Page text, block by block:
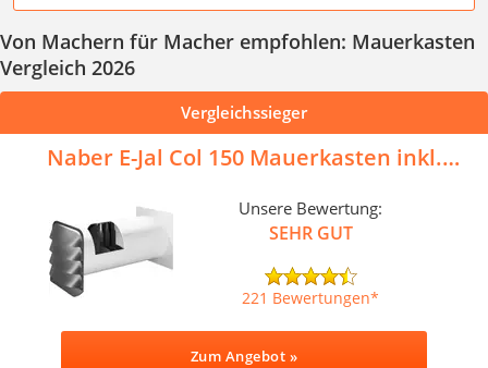
Von Machern für Macher empfohlen: Mauerkasten
Vergleich 2026
Vergleichssieger
Naber E-Jal Col 150 Mauerkasten inkl.
Unsere Bewertung:
SEHR GUT
221 Bewertungen
Zum Angebot »